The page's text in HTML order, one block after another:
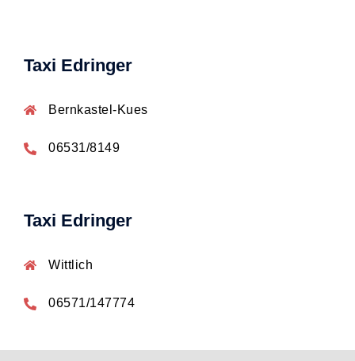
Taxi Edringer
Bernkastel-Kues
06531/8149
Taxi Edringer
Wittlich
06571/147774